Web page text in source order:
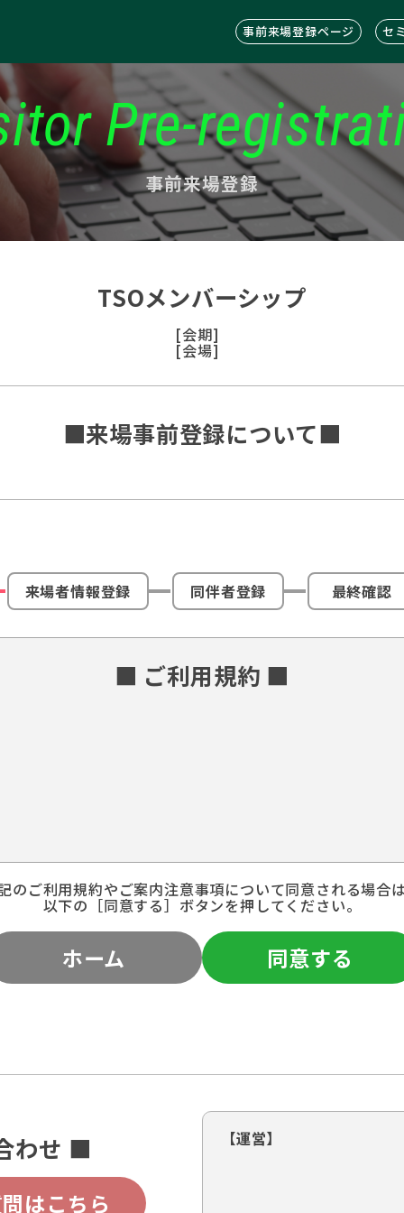
事前来場登録ページ セ
Pre-
事前来場登録
TSOメンバーシップ
[会期]
[会場]
■来場事前登録について■
来場者情報登録 同伴者登録 最終確認
■ ご利用規約 ■
のご利用規約やご案内注意事項について同意される場合
以下の［同意する］ボタンを押してください。
ホーム 同意する
わせ ■
はこちら
【運営】